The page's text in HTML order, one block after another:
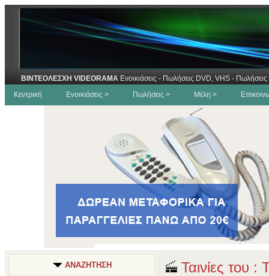
ΒΙΝΤΕΟΛΕΣΧΗ VIDEORAMA Ενοικιάσεις - Πωλήσεις DVD, VHS -
Κεντρική
Ενοικιάσεις > Πωλήσεις > Μέλη >
ΑΝΑΖΗΤΗΣΗ Ταινίες του